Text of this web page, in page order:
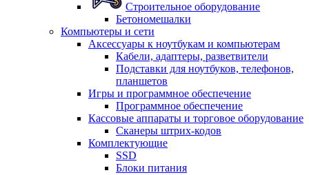
Строительное оборудование
Бетономешалки
Компьютеры и сети
Аксессуары к ноутбукам и компьютерам
Кабели, адаптеры, разветвители
Подставки для ноутбуков, телефонов,
планшетов
Игры и программное обеспечение
Программное обеспечение
Кассовые аппараты и торговое оборудование
Сканеры штрих-кодов
Комплектующие
SSD
Блоки питания